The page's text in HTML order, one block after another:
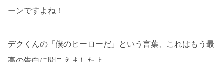
ーンですよね！
デクくんの「僕のヒーローだ」という言葉、これはもう最
高の告白に聞こえましたよ。